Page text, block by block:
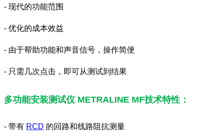
- 现代的功能范围
- 优化的成本效益
- 由于帮助功能和声音信号，操作简便
- 只需几次点击，即可从测试到结果
多功能安装测试仪 METRALINE MF技术特性：
- 带有 RCD 的回路和线路阻抗测量